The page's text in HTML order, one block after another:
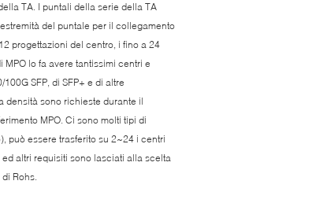
TA. I puntali della serie della TA
del puntale per il collegamento
progettazioni del centro, i fino a 24
lo fa avere tantissimi centri e
SFP, di SFP+ e di altre
densità sono richieste durante il
MPO. Ci sono molti tipi di
può essere trasferito su 2~24 i centri
altri requisiti sono lasciati alla scelta
Rohs.